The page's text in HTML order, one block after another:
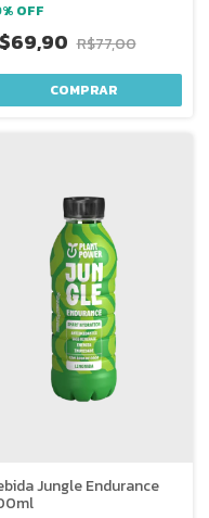
% OFF
R$77,00
COMPRAR
Jungle Endurance